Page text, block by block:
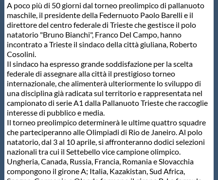
Scuole Nuoto
Propaganda
Centri Federali
Area Legislativa
Protezione Civile
Qualità
A poco più di 50 giorni dal torneo preolimpico di pallanuoto
maschile, il presidente della Federnuoto Paolo Barelli e il
direttore del centro federale di Trieste che gestisce il polo
natatorio "Bruno Bianchi", Franco Del Campo, hanno
incontrato a Trieste il sindaco della città giuliana, Roberto
Cosolini.
Il sindaco ha espresso grande soddisfazione per la scelta
federale di assegnare alla città il prestigioso torneo
internazionale, che alimenterà ulteriormente lo sviluppo di
una disciplina già radicata sul territorio e rappresentata nel
campionato di serie A1 dalla Pallanuoto Trieste che raccoglie
interesse di pubblico e media.
Il torneo preolimpico determinerà le ultime quattro squadre
che parteciperanno alle Olimpiadi di Rio de Janeiro. Al polo
natatorio, dal 3 al 10 aprile, si affronteranno dodici selezioni
nazionali tra cui il Settebello vice campione olimpico.
Ungheria, Canada, Russia, Francia, Romania e Slovacchia
compongono il girone A; Italia, Kazakistan, Sud Africa,